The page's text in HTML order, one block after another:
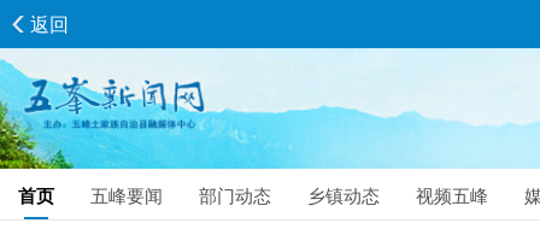
首页 五峰要闻 部门动态 乡镇动态 视频五峰
返回